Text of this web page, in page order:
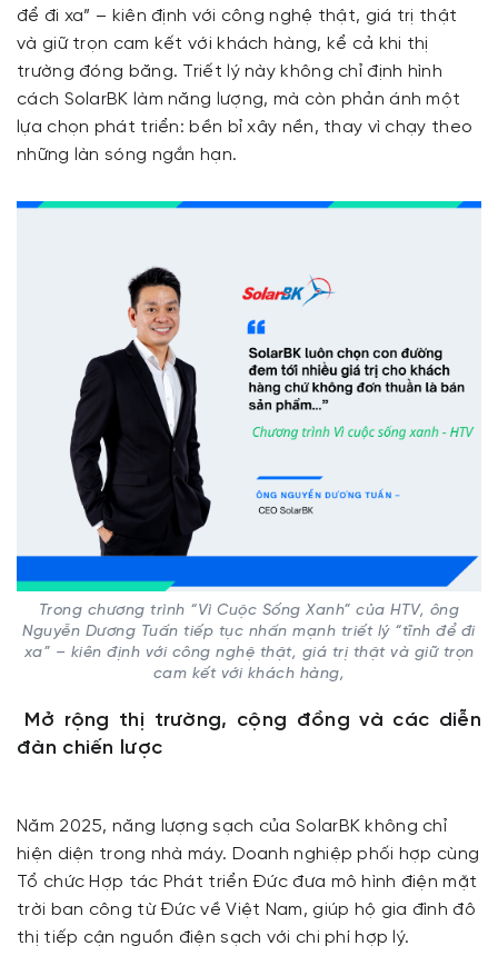
để đi xa” – kiên định với công nghệ thật, giá trị thật
và giữ trọn cam kết với khách hàng, kể cả khi thị
trường đóng băng. Triết lý này không chỉ định hình
cách SolarBK làm năng lượng, mà còn phản ánh một
lựa chọn phát triển: bền bỉ xây nền, thay vì chạy theo
những làn sóng ngắn hạn.
Trong chương trình “Vì Cuộc Sống Xanh” của HTV, ông
Nguyễn Dương Tuấn tiếp tục nhấn mạnh triết lý “tĩnh để đi
xa” – kiên định với công nghệ thật, giá trị thật và giữ trọn
cam kết với khách hàng,
Mở rộng thị trường, cộng đồng và các diễn
đàn chiến lược
Năm 2025, năng lượng sạch của SolarBK không chỉ
hiện diện trong nhà máy. Doanh nghiệp phối hợp cùng
Tổ chức Hợp tác Phát triển Đức đưa mô hình điện mặt
trời ban công từ Đức về Việt Nam, giúp hộ gia đình đô
thị tiếp cận nguồn điện sạch với chi phí hợp lý.